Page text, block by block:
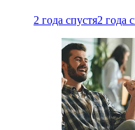
2 года спустя2 года